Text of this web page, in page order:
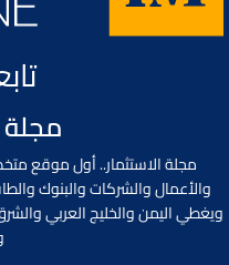
مجلة
مجلة الاستثمار.. أول موقع
والأعمال والشركات والبنوك
ويغطي اليمن والخليج العربي